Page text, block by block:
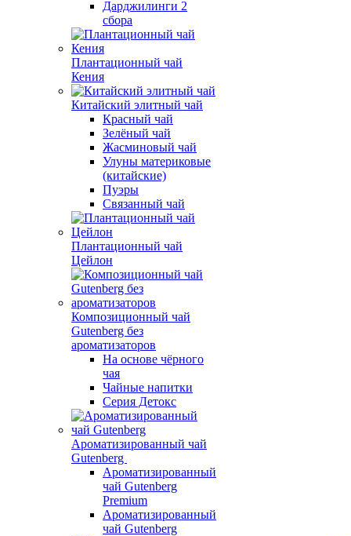
Дарджилинги 2
сбора
Плантационный чай
Кения
Китайский элитный чай
Красный чай
Зелёный чай
Жасминовый чай
Улуны материковые
(китайские)
Пуэры
Связанный чай
Плантационный чай
Цейлон
Композиционный чай
Gutenberg без
ароматизаторов
На основе чёрного
чая
Чайные напитки
Серия Детокс
Ароматизированный чай
Gutenberg
Ароматизированный
чай Gutenberg
Premium
Ароматизированный
чай Gutenberg